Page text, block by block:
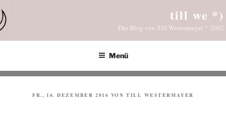
Inhalt
springen
till we *)
Das Blog von Till Westermayer * 2002
Menü
VERÖFFENTLICHT
FR., 16. DEZEMBER 2016 VON TILL WESTERMAYER